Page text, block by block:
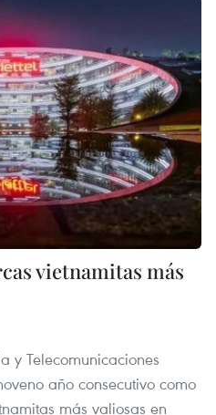
vietnamitas más
y Telecomunicaciones
año consecutivo como
más valiosas en